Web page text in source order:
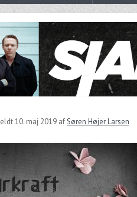
10. maj 2019 afSøren Højer Larsen